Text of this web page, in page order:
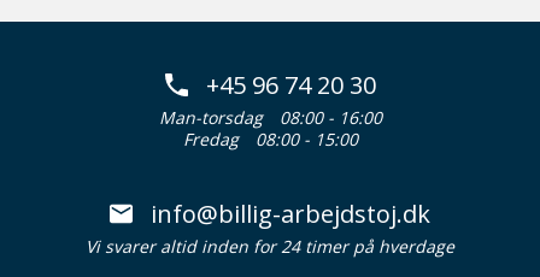
+45 96 74 20 30
Man-torsdag
08:00 - 16:00
Fredag
08:00 - 15:00
info@billig-arbejdstoj.dk
Vi svarer altid inden for 24 timer på hverdage